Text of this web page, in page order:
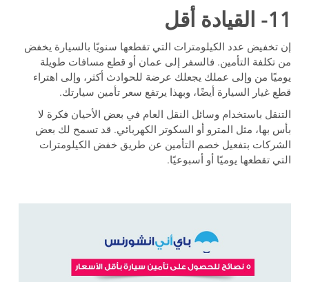
11- القيادة أقل
إن تخفيض عدد الكيلومترات التي تقطعها سنويًا بالسيارة يخفض
من تكلفة التأمين. فالسفر إلى عمان أو قطع مسافات طويلة
يوميًا من وإلى عملك يجعلك عرضة للحوادث أكثر، وإلى اهتراء
قطع غيار السيارة أيضًا، وبهذا يرتفع سعر تأمين سيارتك.
التنقل باستخدام وسائل النقل العام في بعض الأحيان فكرة لا
بأس بها، مثل المترو أو السكوتر الكهربائي. قد تسمح لك بعض
الشركات بتفعيل خصم التأمين عن طريق خفض الكيلومترات
التي تقطعها يوميًا أو أسبوعيًا.